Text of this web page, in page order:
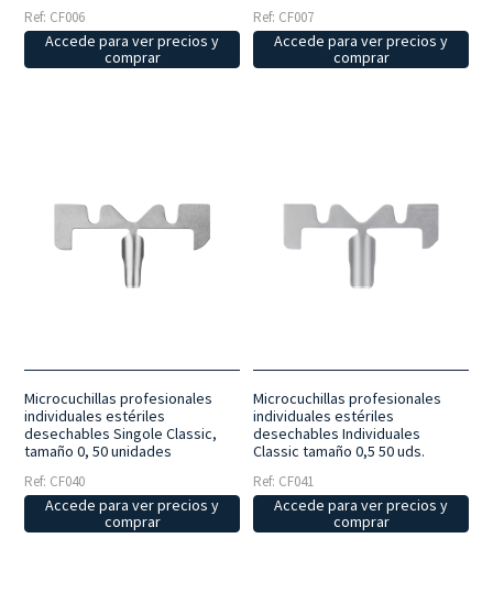
Ref: CF006
Accede para ver precios y
comprar
Ref: CF007
Accede para ver precios y
comprar
Microcuchillas profesionales
individuales estériles
desechables Singole Classic,
tamaño 0, 50 unidades
Ref: CF040
Accede para ver precios y
comprar
Microcuchillas profesionales
individuales estériles
desechables Individuales
Classic tamaño 0,5 50 uds.
Ref: CF041
Accede para ver precios y
comprar